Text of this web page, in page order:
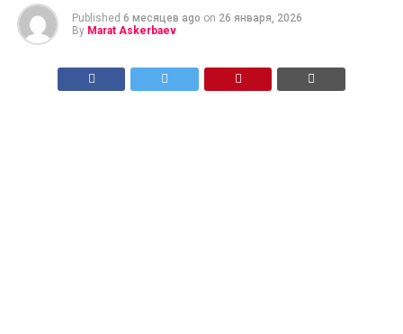
Published 6 месяцев ago on 26 января, 2026
By Marat Askerbaev